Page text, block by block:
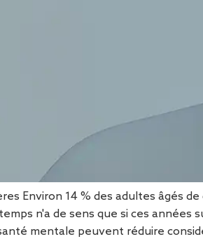
Environ 14 % des adultes âgés
n'a de sens que si ces
mentale peuvent réduire